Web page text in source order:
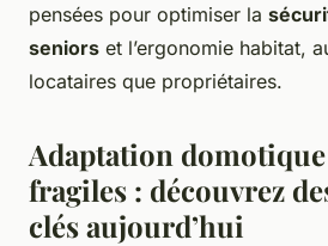
pensées pour optimiser la
seniors et l’ergonomie habitat,
locataires que propriétaires.
Adaptation
fragiles : découvrez
clés aujourd’hui